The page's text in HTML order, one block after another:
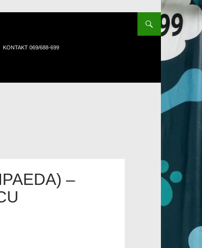
KONTAKT 069/688-699
–